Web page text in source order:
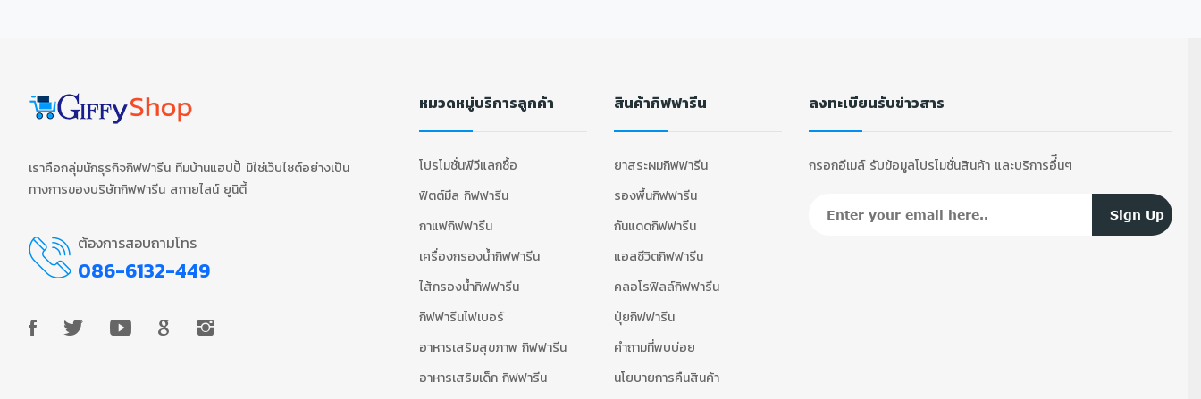
เราคือกลุ่มนักธุรกิจกิฟฟารีน ทีมบ้านแฮปปี้ มิใช่เว็บไซต์อย่างเป็น
ทางการของบริษัทกิฟฟารีน สกายไลน์ ยูนิตี้
ต้องการสอบถามโทร
086-6132-449
หมวดหมู่บริการลูกค้า
โปรโมชั่นพีวีแลกซื้อ
ฟิตต์มีล กิฟฟารีน
กาแฟกิฟฟารีน
เครื่องกรองน้ำกิฟฟารีน
ไส้กรองน้ำกิฟฟารีน
กิฟฟารีนไฟเบอร์
อาหารเสริมสุขภาพ กิฟฟารีน
อาหารเสริมเด็ก กิฟฟารีน
สินค้ากิฟฟารีน
ยาสระผมกิฟฟารีน
รองพื้นกิฟฟารีน
กันแดดกิฟฟารีน
แอลซีวิตกิฟฟารีน
คลอโรฟิลล์กิฟฟารีน
ปุ๋ยกิฟฟารีน
คำถามที่พบบ่อย
นโยบายการคืนสินค้า
ลงทะเบียนรับข่าวสาร
กรอกอีเมล์ รับข้อมูลโปรโมชั่นสินค้า และบริการอื่ีนๆ